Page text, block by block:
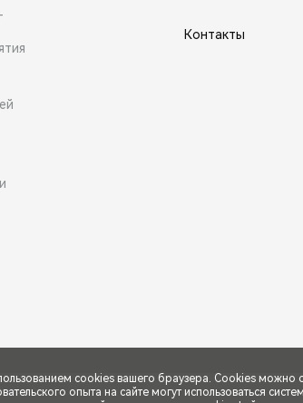
Контакты
cookies вашего браузера. Cookies можно
опыта на сайте могут использоваться